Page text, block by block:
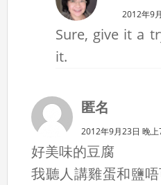
2012年9
Sure, give it a
it.
匿名
2012年9月23日 晚
好美味的豆腐
我聽人講雞蛋和鹽